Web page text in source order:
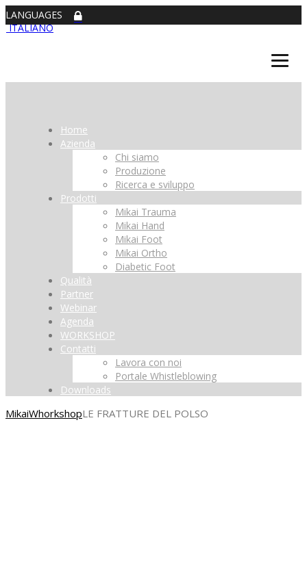
LANGUAGES
ITALIANO
Home
Azienda
Chi siamo
Produzione
Ricerca e sviluppo
Prodotti
Mikai Trauma
Mikai Hand
Mikai Foot
Mikai Ortho
Diabetic Foot
Qualità
Partner
Webinar
Agenda
WORKSHOP
Contatti
Lavora con noi
Portale Whistleblowing
Downloads
MikaiWhorkshopLE FRATTURE DEL POLSO